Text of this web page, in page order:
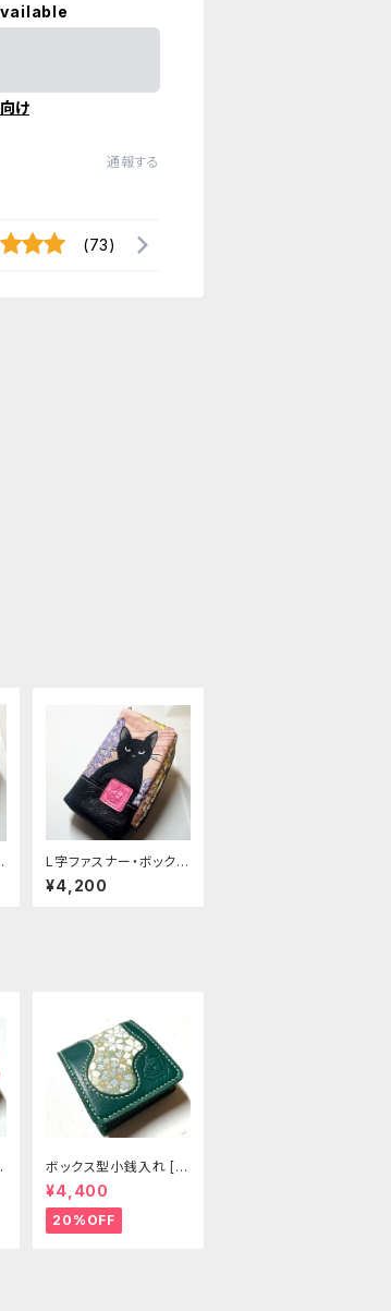
け
通報する
(73)
L字ファスナー・ボックス
ポーチ [368-pt]
¥4,200
ボックス型小銭入れ [3
03-CP]
¥4,400
20%OFF